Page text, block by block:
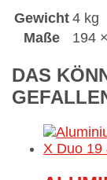
Gewicht 4 kg
Maße
194
DAS